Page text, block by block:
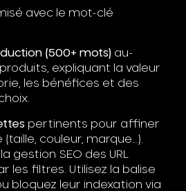
avec le mot-clé
(500+ mots) au-
expliquant la valeur
les bénéfices et des
pertinents pour affiner
(taille, couleur, marque…).
gestion SEO des URL
les filtres. Utilisez la balise
bloquez leur indexation via